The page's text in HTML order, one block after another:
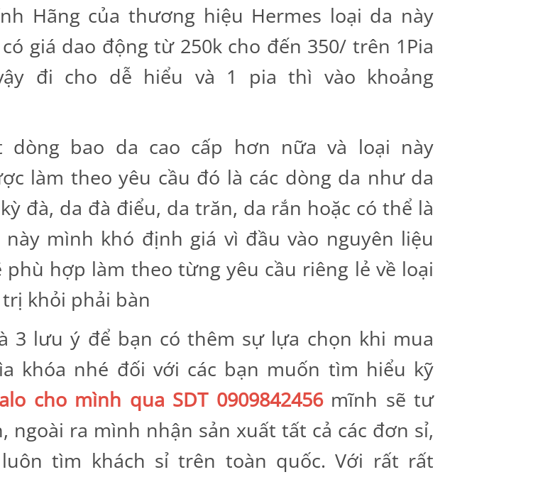
Hãng của thương hiệu Hermes loại da này
giá dao động từ 250k cho đến 350/ trên 1Pia
đi cho dễ hiểu và 1 pia thì vào khoảng
dòng bao da cao cấp hơn nữa và loại này
làm theo yêu cầu đó là các dòng da như da
đà, da đà điểu, da trăn, da rắn hoặc có thể là
này mình khó định giá vì đầu vào nguyên liệu
phù hợp làm theo từng yêu cầu riêng lẻ về loại
khỏi phải bàn
3 lưu ý để bạn có thêm sự lựa chọn khi mua
khóa nhé đối với các bạn muốn tìm hiểu kỹ
cho mình qua SDT 0909842456mĩnh sẽ tư
ngoài ra mình nhận sản xuất tất cả các đơn sỉ,
tìm khách sỉ trên toàn quốc. Với rất rất